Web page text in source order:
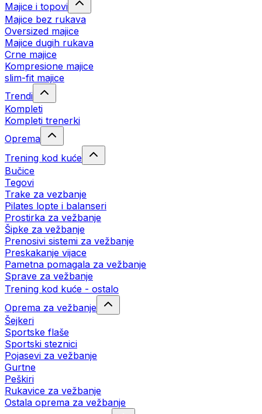
Majice i topovi
Majice bez rukava
Oversized majice
Majice dugih rukava
Crne majice
Kompresione majice
slim-fit majice
Trendi
Kompleti
Kompleti trenerki
Oprema
Trening kod kuće
Bučice
Tegovi
Trake za vezbanje
Pilates lopte i balanseri
Prostirka za vežbanje
Šipke za vežbanje
Prenosivi sistemi za vežbanje
Preskakanje vijace
Pametna pomagala za vežbanje
Sprave za vežbanje
Trening kod kuće - ostalo
Oprema za vežbanje
Šejkeri
Sportske flaše
Sportski steznici
Pojasevi za vežbanje
Gurtne
Peškiri
Rukavice za vežbanje
Ostala oprema za vežbanje